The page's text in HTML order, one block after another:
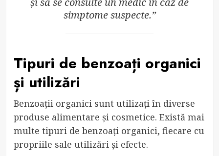
simptome suspecte.”
Tipuri de benzoați organici
și utilizări
Benzoații organici sunt utilizați în diverse
produse alimentare și cosmetice. Există mai
multe tipuri de benzoați organici, fiecare cu
propriile sale utilizări și efecte.